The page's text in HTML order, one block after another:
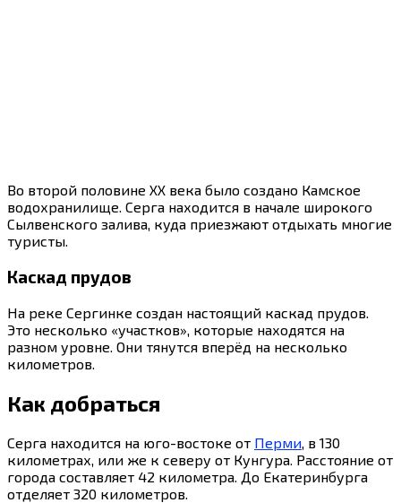
Во второй половине XX века было создано Камское
водохранилище. Серга находится в начале широкого
Сылвенского залива, куда приезжают отдыхать многие
туристы.
Каскад прудов
На реке Сергинке создан настоящий каскад прудов.
Это несколько «участков», которые находятся на
разном уровне. Они тянутся вперёд на несколько
километров.
Как добраться
Серга находится на юго-востоке от Перми , в 130
километрах, или же к северу от Кунгура. Расстояние от
города составляет 42 километра. До Екатеринбурга
отделяет 320 километров.